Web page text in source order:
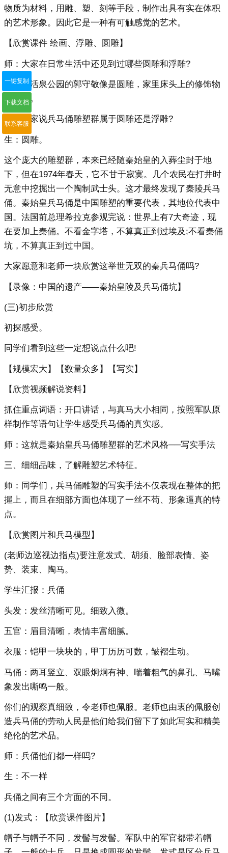
物质为材料，用雕、塑、刻等手段，制作出具有实在体积
的艺术形象。因此它是一种有可触感觉的艺术。
【欣赏课件 绘画、浮雕、圆雕】
师：大家在日常生活中还见到过哪些圆雕和浮雕?
生：达活泉公园的郭守敬像是圆雕，家里床头上的修饰物
是浮雕。
师：大家说兵马俑雕塑群属于圆雕还是浮雕?
生：圆雕。
这个庞大的雕塑群，本来已经随秦始皇的入葬尘封于地
下，但在1974年春天，它不甘于寂寞。几个农民在打井时
无意中挖掘出一个陶制武士头。这才最终发现了秦陵兵马
俑。秦始皇兵马俑是中国雕塑的重要代表，其地位代表中
国。法国前总理希拉克参观完说：世界上有7大奇迹，现
在要加上秦俑。不看金字塔，不算真正到过埃及;不看秦俑
坑，不算真正到过中国。
大家愿意和老师一块欣赏这举世无双的秦兵马俑吗?
【录像：中国的遗产——秦始皇陵及兵马俑坑】
(三)初步欣赏
初探感受。
同学们看到这些一定想说点什么吧!
【规模宏大】【数量众多】【写实】
【欣赏视频解说资料】
抓住重点词语：开口讲话，与真马大小相同，按照军队原
样制作等语句让学生感受兵马俑的真实感。
师：这就是秦始皇兵马俑雕塑群的艺术风格──写实手法
三、细细品味，了解雕塑艺术特征。
师：同学们，兵马俑雕塑的写实手法不仅表现在整体的把
握上，而且在细部方面也体现了一丝不苟、形象逼真的特
点。
【欣赏图片和兵马模型】
(老师边巡视边指点)要注意发式、胡须、脸部表情、姿
势、装束、陶马。
学生汇报：兵俑
头发：发丝清晰可见。细致入微。
五官：眉目清晰，表情丰富细腻。
衣服：铠甲一块块的，甲丁历历可数，皱褶生动。
马俑：两耳竖立、双眼炯炯有神、喘着粗气的鼻孔、马嘴
象发出嘶鸣一般。
你们的观察真细致，令老师也佩服。老师也由衷的佩服创
造兵马俑的劳动人民是他们给我们留下了如此写实和精美
绝伦的艺术品。
师：兵俑他们都一样吗?
生：不一样
兵俑之间有三个方面的不同。
(1)发式：【欣赏课件图片】
帽子与帽子不同，发髻与发髻。军队中的军官都带着帽
一键复制
下载文档
联系客服